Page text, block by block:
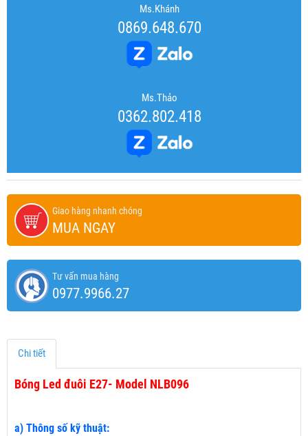
Ms.Khánh
0869.648.670
Ms.Thảo
0362.802.418
Giao hàng nhanh chóng
MUA NGAY
Tư vấn mua hàng
0977.9966.27
Chi tiết
Bóng Led đuôi E27- Model NLB096
a) Thông số kỹ thuật: